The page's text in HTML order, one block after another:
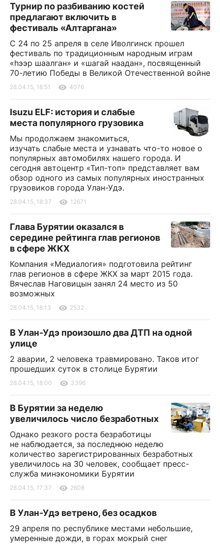
Турнир по разбиванию костей
предлагают включить в
фестиваль «Алтаргана»
С 24 по 25 апреля в селе Иволгинск прошел
фестиваль по традиционным народным играм
«hээр шаалган» и «шагай наадан», посвященный
70-летию Победы в Великой Отечественной войне
28.04.15, 18:51 4076
Isuzu ELF: история и слабые
места популярного грузовика
Мы продолжаем знакомиться,
изучать слабые места и узнавать что-то новое о
популярных автомобилях нашего города. И
сегодня автоцентр «Тип-топ» представляет вам
обзор одного из самых популярных иностранных
грузовиков города Улан-Удэ.
28.04.15, 18:37 12671
Глава Бурятии оказался в
середине рейтинга глав регионов
в сфере ЖКХ
Компания «Медиалогия» подготовила рейтинг
глав регионов в сфере ЖКХ за март 2015 года.
Вячеслав Наговицын занял 24 место из 50
возможных
28.04.15, 18:13 2532
В Улан-Удэ произошло два ДТП на одной
улице
2 аварии, 2 человека травмировано. Таков итог
прошедших суток в столице Бурятии
28.04.15, 18:00 3396
В Бурятии за неделю
увеличилось число безработных
Однако резкого роста безработицы
не наблюдается, за последнюю неделю
количество зарегистрированных безработных
увеличилось на 30 человек, сообщает пресс-
служба минэкономики Бурятии
28.04.15, 17:37 2608
В Улан-Удэ ветрено, без осадков
29 апреля по республике местами небольшие,
умеренные дожди, в горах мокрый снег